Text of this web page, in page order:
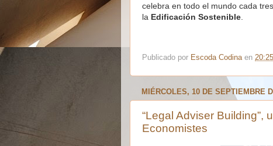
celebra en todo el mundo cada
la Edificación Sostenible
Publicado por Escoda Codina en 20:25
MIÉRCOLES, 10 DE SEPTIEMBRE
“Legal Adviser Building”,
Economistes